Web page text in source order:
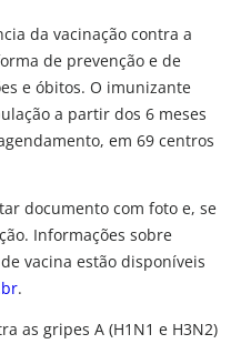
da vacinação contra a
de prevenção e de
e óbitos. O imunizante
a partir dos 6 meses
em 69 centros
documento com foto e, se
Informações sobre
vacina estão disponíveis
.
as gripes A (H1N1 e H3N2)